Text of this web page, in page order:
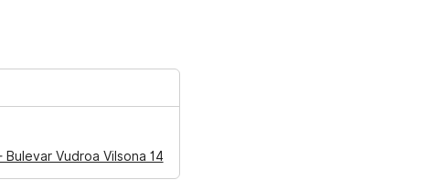
Vudroa Vilsona 14